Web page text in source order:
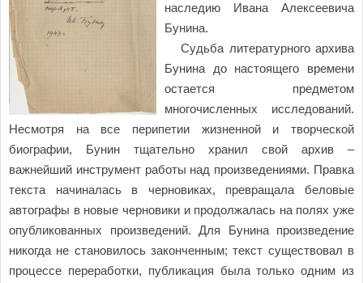
наследию Ивана Алексеевича
Бунина.
Судьба литературного архива
Бунина до настоящего времени
остается предметом
многочисленных исследований.
Несмотря на все перипетии жизненной и творческой
биографии, Бунин тщательно хранил свой архив –
важнейший инструмент работы над произведениями. Правка
текста начиналась в черновиках, превращала беловые
автографы в новые черновики и продолжалась на полях уже
опубликованных произведений. Для Бунина произведение
никогда не становилось законченным; текст существовал в
процессе переработки, публикация была только одним из